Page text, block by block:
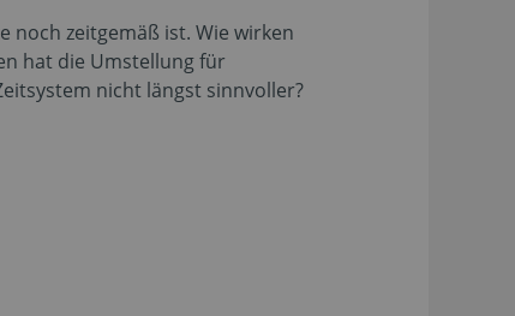
noch zeitgemäß ist. Wie wirken
hat die Umstellung für
nicht längst sinnvoller?